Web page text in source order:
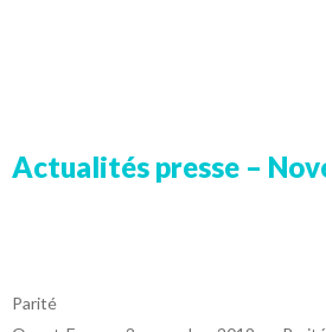
Actualités presse –
Parité